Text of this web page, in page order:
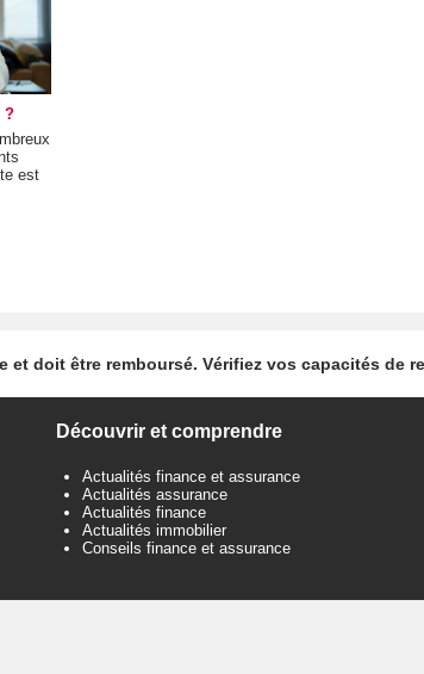
?
est
et doit être remboursé. Vérifiez vos capacités de
Découvrir et comprendre
Actualités finance et assurance
Actualités assurance
Actualités finance
Actualités immobilier
Conseils finance et assurance